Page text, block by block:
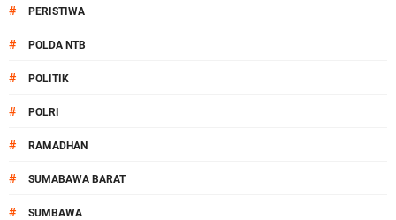
# PERISTIWA
# POLDA NTB
# POLITIK
# POLRI
# RAMADHAN
# SUMABAWA BARAT
# SUMBAWA